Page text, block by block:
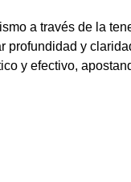
a través de la
profundidad y
y efectivo,